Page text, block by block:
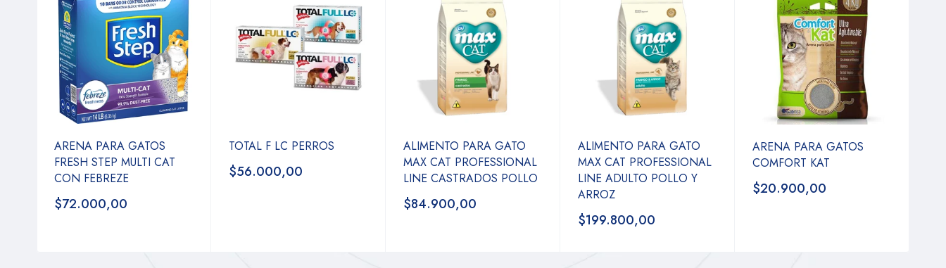
ARENA PARA GATOS
FRESH STEP MULTI CAT
CON FEBREZE
$72.000,00
TOTAL F LC PERROS
$56.000,00
ALIMENTO PARA GATO
MAX CAT PROFESSIONAL
LINE CASTRADOS POLLO
$84.900,00
ALIMENTO PARA GATO
MAX CAT PROFESSIONAL
LINE ADULTO POLLO Y
ARROZ
$199.800,00
ARENA PARA GATOS
COMFORT KAT
$20.900,00